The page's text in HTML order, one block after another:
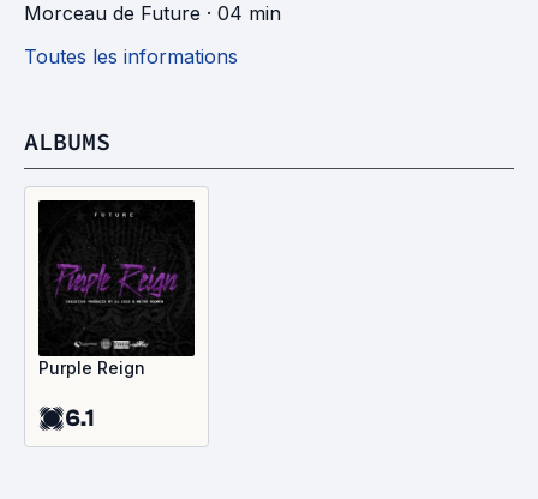
Morceau de Future · 04 min
Toutes les informations
ALBUMS
Purple Reign
6.1